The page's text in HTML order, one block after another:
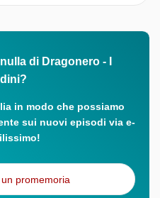
di Dragonero - I
in modo che possiamo
sui nuovi episodi via e-
promemoria